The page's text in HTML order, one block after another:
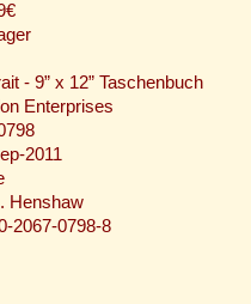
- 9” x 12” Taschenbuch
Enterprises
2011
Henshaw
2067-0798-8